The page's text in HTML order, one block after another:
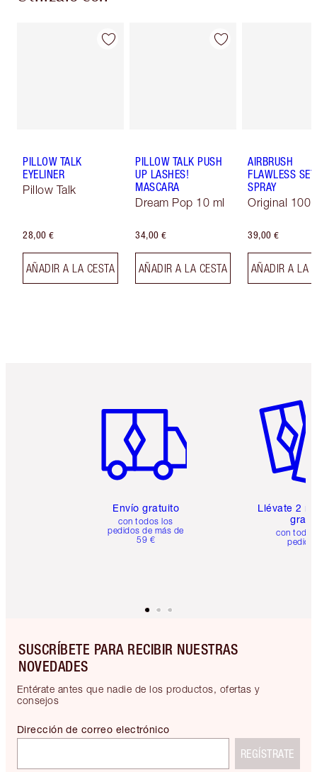
PILLOW TALK
EYELINER
Pillow Talk
28,00 €
AÑADIR A LA CESTA
PILLOW TALK PUSH
UP LASHES!
MASCARA
Dream Pop 10 ml
34,00 €
AÑADIR A LA CESTA
AIRBRUSH
FLAWLESS
SPRAY
Original 100
39,00 €
AÑADIR A LA
Envío gratuito
con todos los
pedidos de más de
59 €
Llévate 2
gratis
con
SUSCRÍBETE PARA RECIBIR NUESTRAS
NOVEDADES
Entérate antes que nadie de los productos, ofertas y
consejos
Dirección de correo electrónico
REGÍSTRATE